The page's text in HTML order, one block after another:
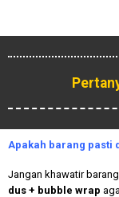
Apakah barang pasti
Jangan khawatir
dus + bubble wrap